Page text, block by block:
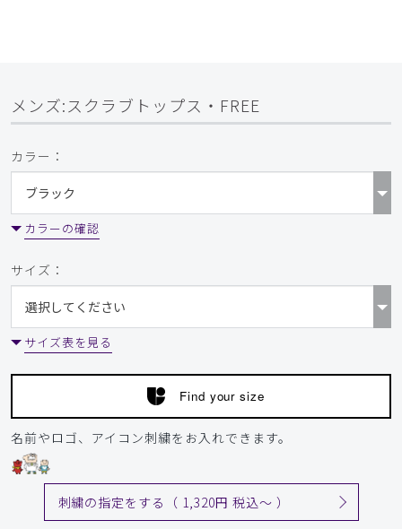
役に立った 0
ゆう様
購入確認済み
サイズ感小さめ
大きめ
ストレッチ感よく伸びる
厚さ
とても薄い
生地が思っていたより薄かった、パンツが細身でもうワンサ
248メンズ:スクラブトップス・FREE/ネイビー/M
役に立った 0
​1 ​2 ​3 ​4 ​6
メンズ:スクラブトップス・FREE
カラー：
カラーの確認
サイズ：
サイズ表を見る
Find your size
名前やロゴ、アイコン刺繍をお入れできます。
刺繍の指定をする（ 1,320円 税込〜 ）